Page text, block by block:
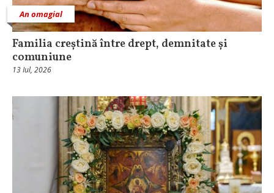
An omagial
Familia creștină între drept, demnitate și
comuniune
13 Iul, 2026